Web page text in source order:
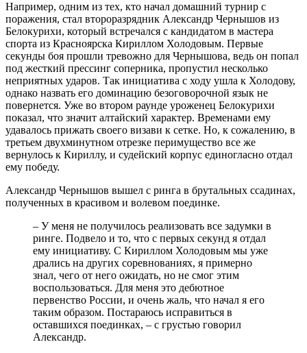
Например, одним из тех, кто начал домашний турнир с
поражения, стал второразрядник Александр Чернышов из
Белокурихи, который встречался с кандидатом в мастера
спорта из Красноярска Кириллом Холодовым. Первые
секунды боя прошли тревожно для Чернышова, ведь он попал
под жесткий прессинг соперника, пропустил несколько
неприятных ударов. Так инициатива с ходу ушла к Холодову,
однако назвать его доминацию безоговорочной язык не
повернется. Уже во втором раунде уроженец Белокурихи
показал, что значит алтайский характер. Временами ему
удавалось прижать своего визави к сетке. Но, к сожалению, в
третьем двухминутном отрезке перимущество все же
вернулось к Кириллу, и судейский корпус единогласно отдал
ему победу.
Александр Чернышов вышел с ринга в брутальных ссадинах,
полученных в красивом и волевом поединке.
– У меня не получилось реализовать все задумки в
ринге. Подвело и то, что с первых секунд я отдал
ему инициативу. С Кириллом Холодовым мы уже
дрались на других соревнованиях, я примерно
знал, чего от него ожидать, но не смог этим
воспользоваться. Для меня это дебютное
первенство России, и очень жаль, что начал я его
таким образом. Постараюсь исправиться в
оставшихся поединках, – с грустью говорил
Александр.